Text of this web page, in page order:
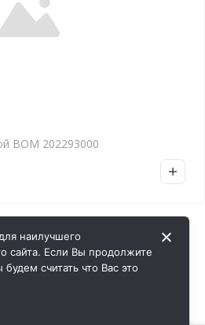
ВОМ 202293000
наилучшего
сайта. Если Вы продолжите
будем считать что Вас это